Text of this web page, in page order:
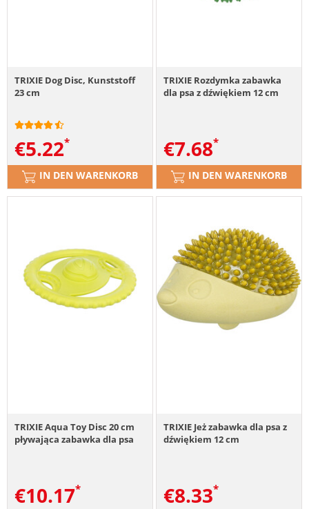
TRIXIE Dog Disc, Kunststoff
23 cm
€5.22
IN DEN WARENKORB
TRIXIE Rozdymka zabawka
dla psa z dźwiękiem 12 cm
€7.68
IN DEN WARENKORB
TRIXIE Aqua Toy Disc 20 cm
pływająca zabawka dla psa
€10.17
TRIXIE Jeż zabawka dla psa z
dźwiękiem 12 cm
€8.33